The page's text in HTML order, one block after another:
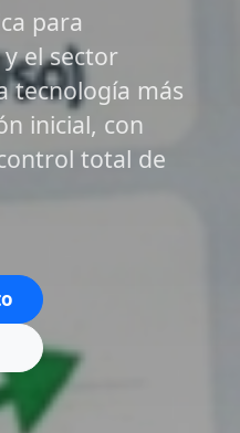
para
el sector
tecnología más
inicial, con
total de